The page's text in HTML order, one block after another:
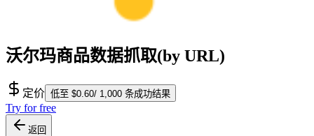
沃尔玛商品数据抓取(by URL)
定价 低至 $0.60/ 1,000 条成功结果
Try for free
返回